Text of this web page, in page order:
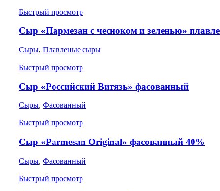
Быстрый просмотр
Сыр «Пармезан с чесноком и зеленью»
Сыры, Плавленые сыры
Быстрый просмотр
Сыр «Российский Витязь» фасованный
Сыры, Фасованный
Быстрый просмотр
Сыр «Parmesan Original» фасованный 40%
Сыры, Фасованный
Быстрый просмотр